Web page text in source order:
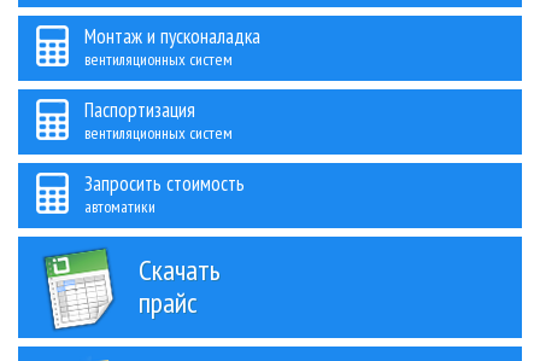
Монтаж и пусконаладка
вентиляционных систем
Паспортизация
вентиляционных систем
Запросить стоимость
автоматики
Скачать
прайс